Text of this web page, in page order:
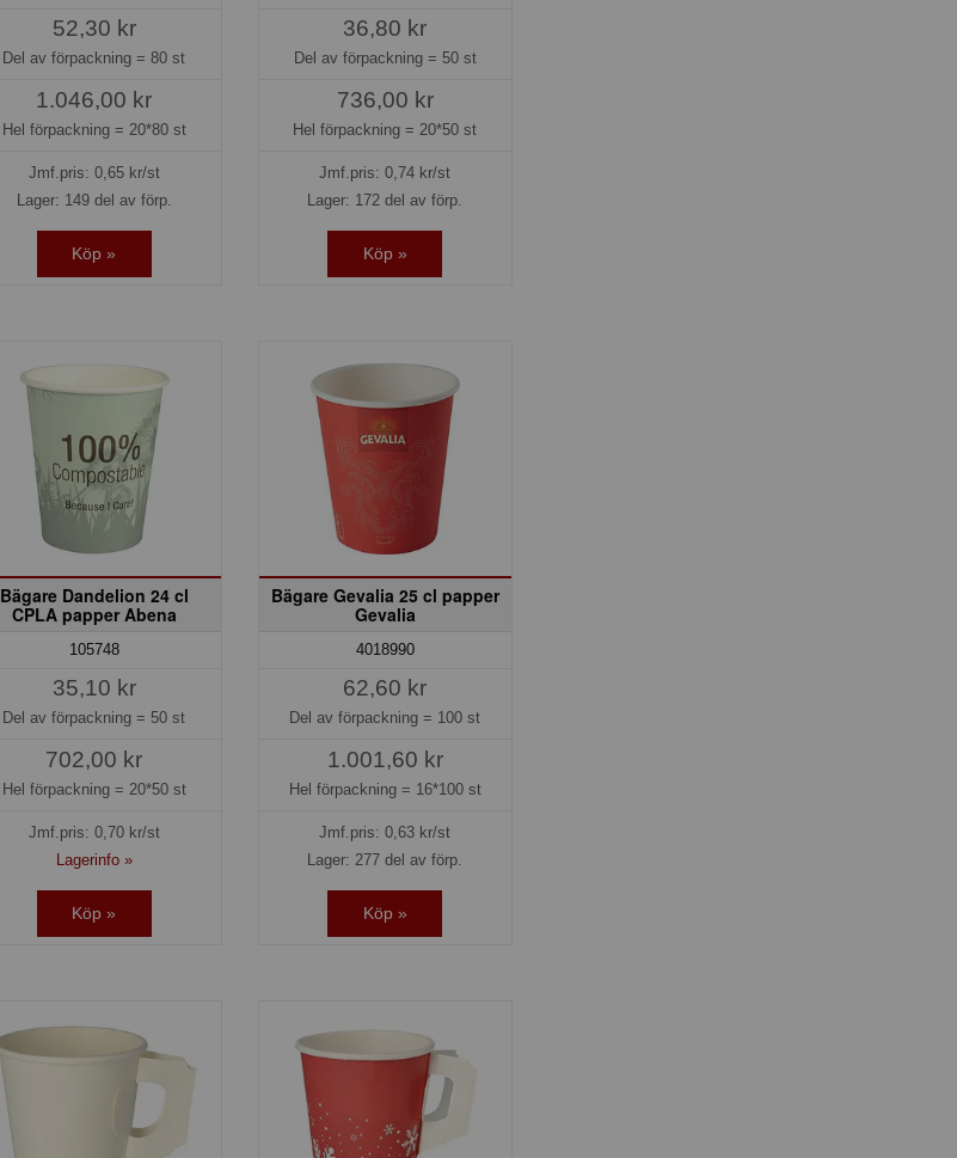
52,30 kr
Del av förpackning =80 st
1.046,00 kr
Hel förpackning = 20*80 st
Jmf.pris: 0,65kr/st
Lager: 149 del av förp.
Köp »
36,80 kr
Del av förpackning = 50 st
736,00 kr
Hel förpackning = 20*50 st
Jmf.pris:0,74 kr/st
Lager: 172 del av förp.
Köp »
Bägare Dandelion 24 cl
CPLA papper Abena
105748
35,10 kr
Del av förpackning = 50 st
702,00 kr
Hel förpackning = 20*50 st
Jmf.pris: 0,70kr/st
Lagerinfo »
Köp »
Bägare Gevalia 25 cl papper
Gevalia
4018990
62,60 kr
Del av förpackning = 100 st
1.001,60 kr
Hel förpackning = 16*100 st
Jmf.pris:0,63 kr/st
Lager: 277 del av förp.
Köp »